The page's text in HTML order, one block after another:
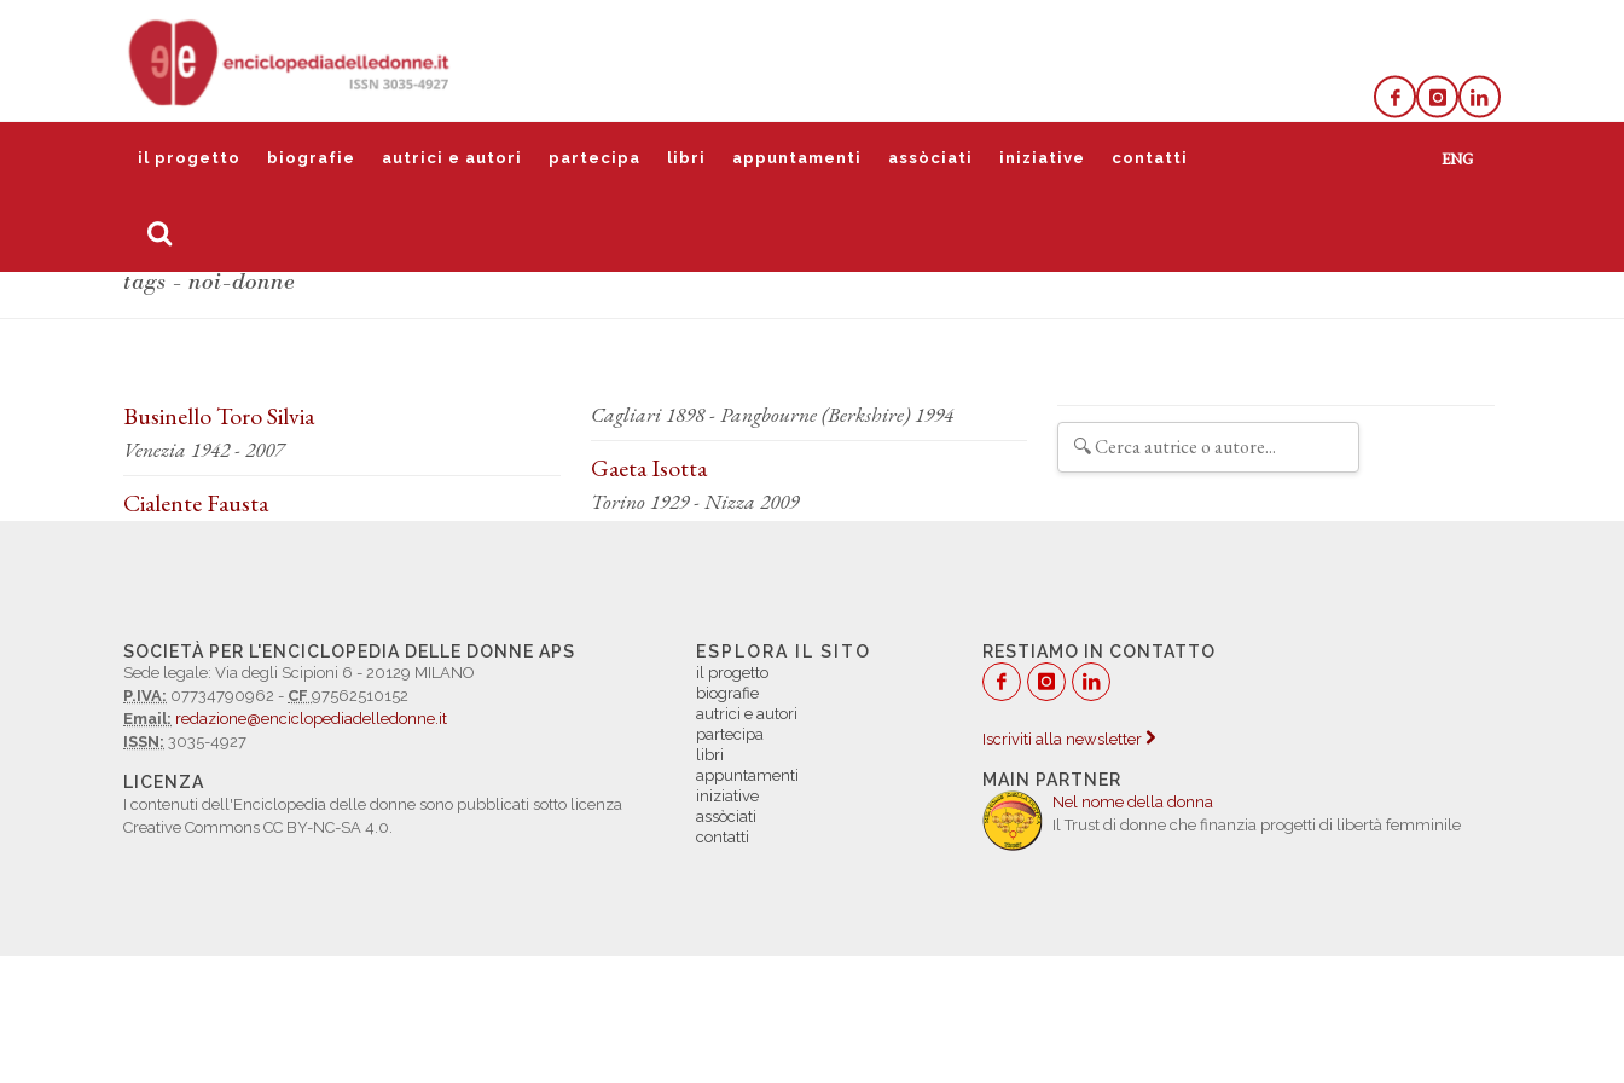
il progetto biografie autrici e autori partecipa libri appuntamenti assòciati iniziative contatti
tags - noi-donne
Businello Toro Silvia
Venezia 1942 - 2007
Cialente Fausta
Cagliari 1898 - Pangbourne (Berkshire) 1994
Gaeta Isotta
Torino 1929 - Nizza 2009
SOCIETÀ PER L'ENCICLOPEDIA DELLE DONNE APS
Sede legale: Via degli Scipioni 6 - 20129 MILANO
P.IVA: 07734790962 - CF 97562510152
Email: redazione@enciclopediadelledonne.it
ISSN: 3035-4927
LICENZA
I contenuti dell'Enciclopedia delle donne sono pubblicati sotto licenza
Creative Commons CC BY-NC-SA 4.0.
ESPLORA IL SITO
il progetto
biografie
autrici e autori
partecipa
libri
appuntamenti
iniziative
assòciati
contatti
RESTIAMO IN CONTATTO
Iscriviti alla newsletter
MAIN PARTNER
Nel nome della donna
Il Trust di donne che finanzia progetti di libertà femminile